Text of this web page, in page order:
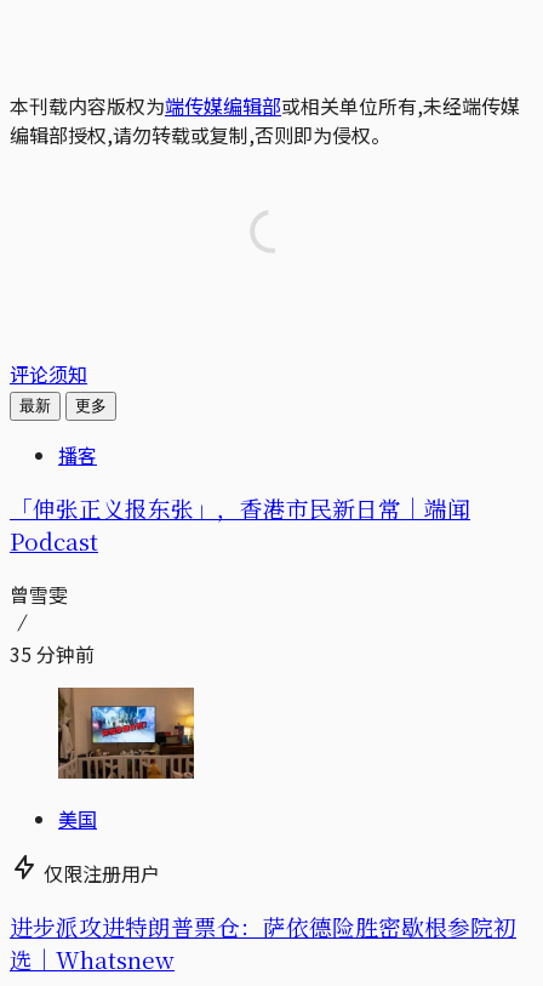
本刊载内容版权为端传媒编辑部或相关单位所有,未经端传媒
编辑部授权,请勿转载或复制,否则即为侵权。
评论须知
最新 更多
播客
「伸张正义报东张」，香港市民新日常｜端闻
Podcast
曾雪雯
35 分钟前
美国
仅限注册用户
进步派攻进特朗普票仓：萨依德险胜密歇根参院初
选｜Whatsnew